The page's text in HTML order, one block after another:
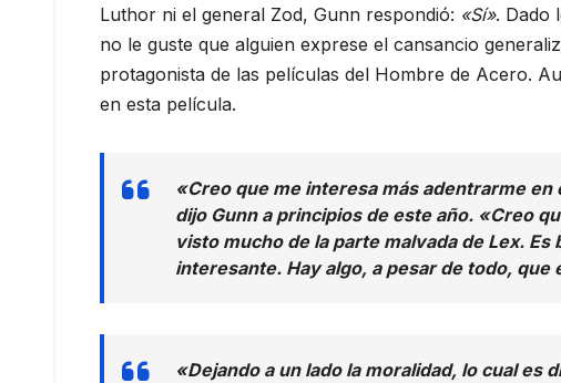
Luthor ni el general Zod, Gunn respondió: «Sí». Dado
no le guste que alguien exprese el cansancio
protagonista de las películas del Hombre de Acero.
en esta película.
«Creo que me interesa más adentrarme
dijo Gunn a principios de este año. «Creo
visto mucho de la parte malvada de Lex.
interesante. Hay algo, a pesar de todo,
«Dejando a un lado la moralidad, lo cual es